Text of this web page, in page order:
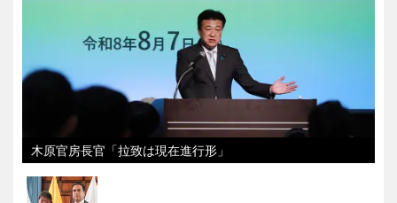
木原官房長官「拉致は現在進行形」